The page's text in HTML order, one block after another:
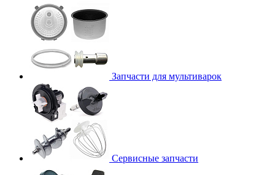
Запчасти для мультиварок
Сервисные запчасти